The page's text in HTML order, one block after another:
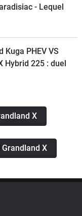
- Lequel
Kuga PHEV VS
Hybrid 225 : duel
X
X